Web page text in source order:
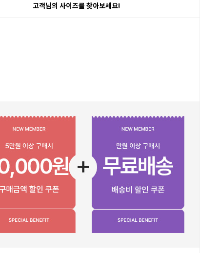
고객님의 사이즈를 찾아보세요!